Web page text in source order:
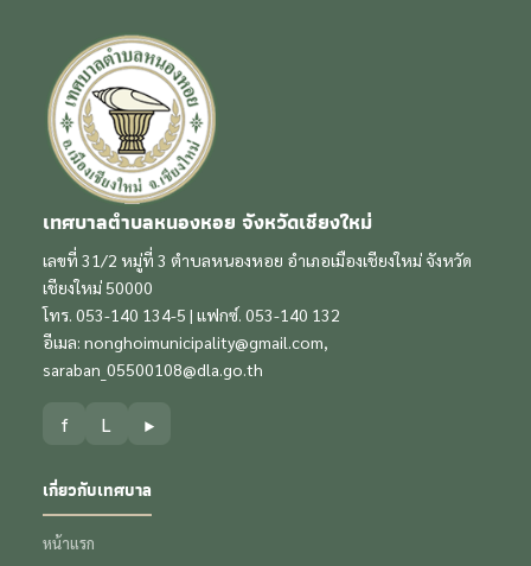
เทศบาลตำบลหนองหอย จังหวัดเชียงใหม่
เลขที่ 31/2 หมู่ที่ 3 ตำบลหนองหอย อำเภอเมืองเชียงใหม่ จังหวัด
เชียงใหม่ 50000
โทร. 053-140 134-5 | แฟกซ์. 053-140 132
อีเมล: nonghoimunicipality@gmail.com,
saraban_05500108@dla.go.th
f L ▶
เกี่ยวกับเทศบาล
หน้าแรก